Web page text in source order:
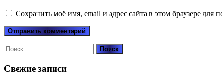
Сохранить моё имя, email и адрес сайта в этом браузере
Найти:
Свежие записи